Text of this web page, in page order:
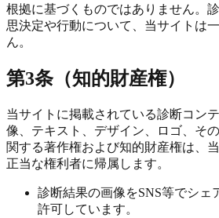
根拠に基づくものではありません。
思決定や行動について、当サイトは
ん。
第3条（知的財産権）
当サイトに掲載されている診断コン
像、テキスト、デザイン、ロゴ、そ
関する著作権および知的財産権は、
正当な権利者に帰属します。
診断結果の画像をSNS等でシェ
許可しています。